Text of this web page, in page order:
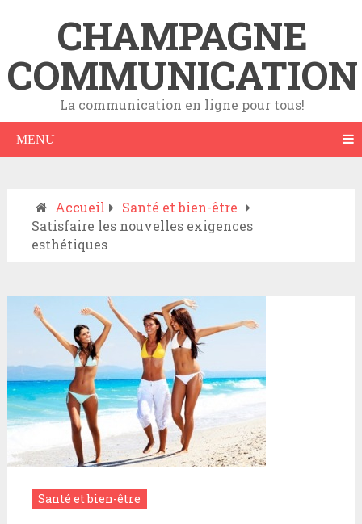
CHAMPAGNE
COMMUNICATION
La communication en ligne pour tous!
MENU
Accueil
Santé et bien-être
Satisfaire les nouvelles exigences
esthétiques
Santé et bien-être